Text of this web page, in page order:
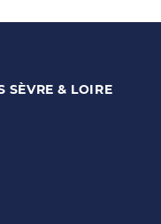
SÈVRE & LOIRE